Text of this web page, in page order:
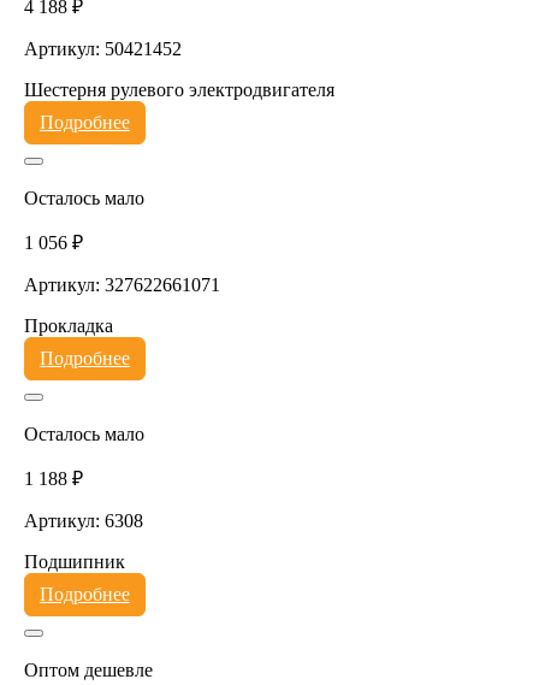
4 188 ₽
Артикул: 50421452
Шестерня рулевого электродвигателя
Подробнее
Осталось мало
1 056 ₽
Артикул: 327622661071
Прокладка
Подробнее
Осталось мало
1 188 ₽
Артикул: 6308
Подшипник
Подробнее
Оптом дешевле